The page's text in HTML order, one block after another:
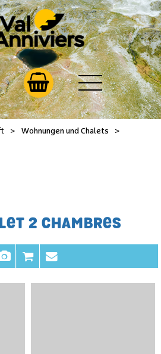
> Wohnungen und Chalets
>
2 CHAMBRES